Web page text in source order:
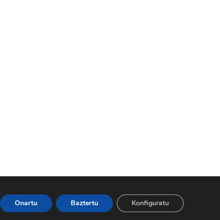
|Web orrian jartzeko lege-oharra
Onartu Baztertu Konfiguratu